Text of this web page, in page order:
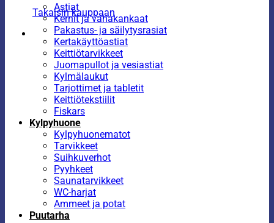
Takaisin kauppaan
Astiat
Kernit ja vahakankaat
Pakastus- ja säilytysrasiat
Kertakäyttöastiat
Keittiötarvikkeet
Juomapullot ja vesiastiat
Kylmälaukut
Tarjottimet ja tabletit
Keittiötekstiilit
Fiskars
Kylpyhuone
Kylpyhuonematot
Tarvikkeet
Suihkuverhot
Pyyhkeet
Saunatarvikkeet
WC-harjat
Ammeet ja potat
Puutarha